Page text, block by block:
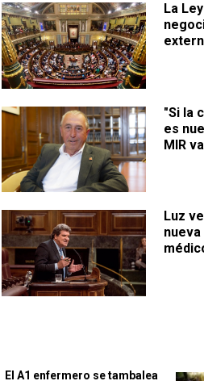
La
"Si la
es
MIR
Luz
nueva
El A1 enfermero se tambalea